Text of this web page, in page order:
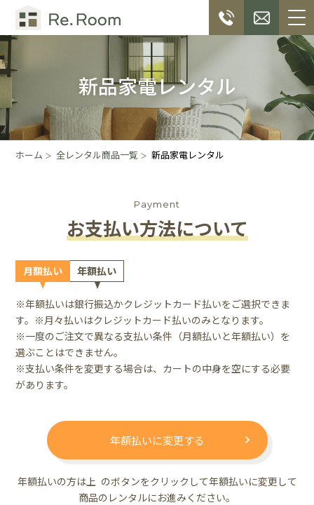
新品家電レンタル
ホーム 全レンタル商品一覧 新品家電レンタル
Payment
お支払い方法について
月額払い 年額払い
※年額払いは銀行振込かクレジットカード払いをご選択できま
す。※月々払いはクレジットカード払いのみとなります。
※一度のご注文で異なる支払い条件（月額払いと年額払い）を
選ぶことはできません。
※支払い条件を変更する場合は、カートの中身を空にする必要
があります。
年額払いに変更する
年額払いの方は上 のボタンをクリックして年額払いに変更して
商品のレンタルにお進みください。